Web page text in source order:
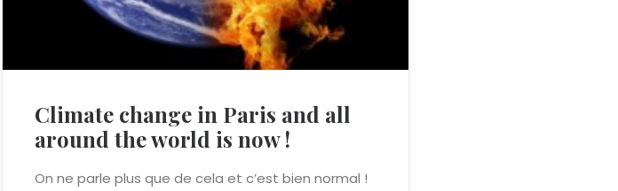
Climate change in Paris and all
around the world is now !
On ne parle plus que de cela et c’est bien normal !